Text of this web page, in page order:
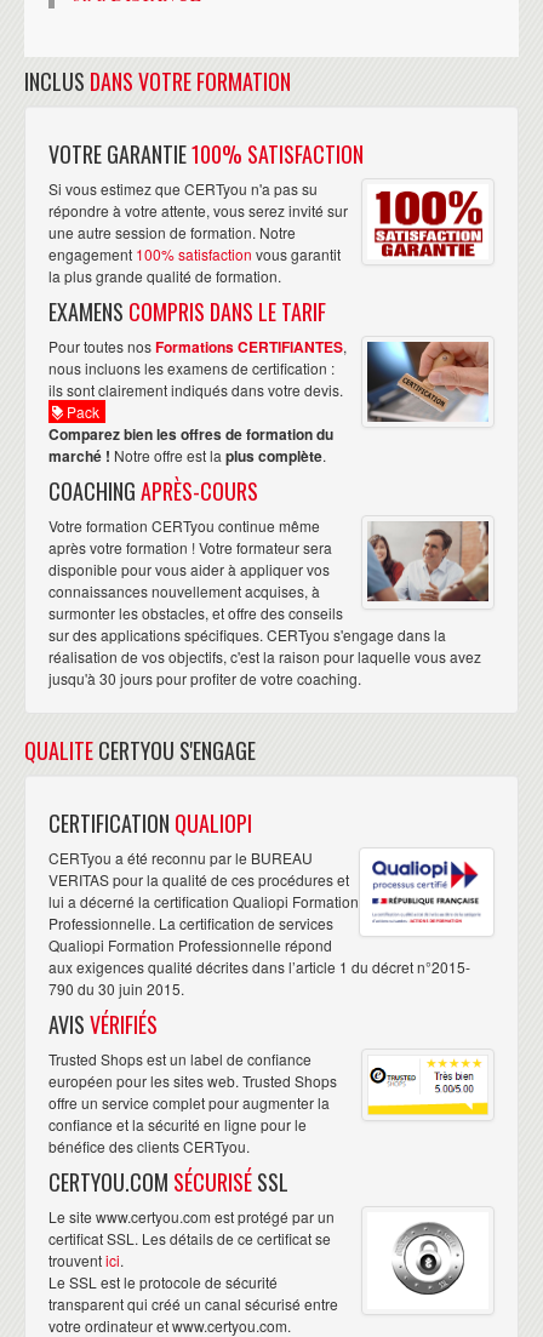
INCLUS DANS VOTRE FORMATION
VOTRE GARANTIE100% SATISFACTION
Si vous estimez que CERTyou n'a pas su
répondre à votre attente, vous serez invité sur
une autre session de formation. Notre
engagement 100% satisfaction vous garantit
la plus grande qualité de formation.
EXAMENS COMPRIS DANS LE TARIF
Pour toutes nosFormations CERTIFIANTES,
nous incluons les examens de certification :
ils sont clairement indiqués dans votre devis.
Pack
Comparez bien les offres de formation du
marché ! Notre offre est la plus complète.
COACHINGAPRÈS-COURS
Votre formation CERTyou continue même
après votre formation ! Votre formateur sera
disponible pour vous aider à appliquer vos
connaissances nouvellement acquises, à
surmonter les obstacles, et offre des conseils
sur des applications spécifiques. CERTyou s'engage dans la
réalisation de vos objectifs, c'est la raison pour laquelle vous avez
jusqu'à 30 jours pour profiter de votre coaching.
QUALITECERTYOU S'ENGAGE
CERTIFICATION QUALIOPI
CERTyou a été reconnu par le BUREAU
VERITAS pour la qualité de ces procédures et
lui a décerné la certification Qualiopi Formation
Professionnelle. La certification de services
Qualiopi Formation Professionnelle répond
aux exigences qualité décrites dans l’article 1 du décret n°2015-
790 du 30 juin 2015.
AVISVÉRIFIÉS
Trusted Shops est un label de confiance
européen pour les sites web. Trusted Shops
offre un service complet pour augmenter la
confiance et la sécurité en ligne pour le
bénéfice des clients CERTyou.
CERTYOU.COM SÉCURISÉSSL
Le site www.certyou.com est protégé par un
certificat SSL. Les détails de ce certificat se
trouventici.
Le SSL est le protocole de sécurité
transparent qui créé un canal sécurisé entre
votre ordinateur et www.certyou.com.